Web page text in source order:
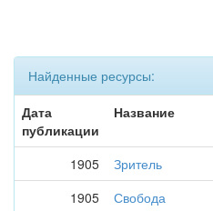
Найденные ресурсы:
Дата
публикации
Название
1905 Зритель
1905
Свобода